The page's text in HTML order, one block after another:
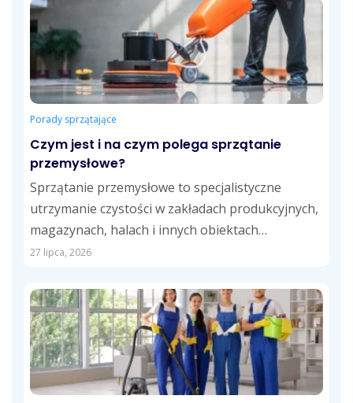
Porady sprzątające
Czym jest i na czym polega sprzątanie
przemysłowe?
Sprzątanie przemysłowe to specjalistyczne
utrzymanie czystości w zakładach produkcyjnych,
magazynach, halach i innych obiektach
przemysłowych. Obejmuje usuwanie pyłów,
27 lipca, 2026